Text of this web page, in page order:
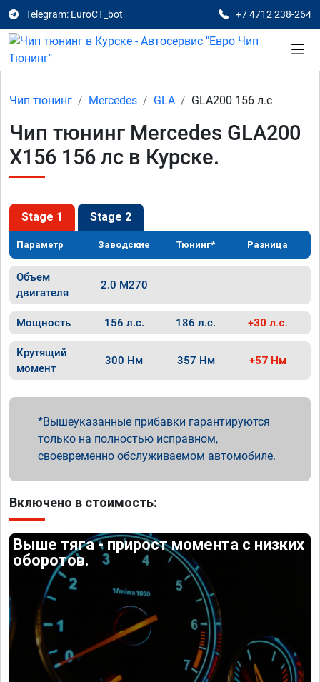
Telegram: EuroCT_bot +7 4712 238-264
Чип тюнинг Mercedes GLA GLA200 156 л.с
Чип тюнинг Mercedes GLA200
X156 156 лс в Курске.
Stage 1 Stage 2
Параметр Заводские Тюнинг* Разница
Объем
двигателя
2.0 M270
Мощность 156 л.с. 186 л.с. +30 л.с.
Крутящий
момент
300 Нм 357 Нм +57 Нм
Вышеуказанные прибавки гарантируются
только на полностью исправном,
своевременно обслуживаемом автомобиле.
Включено в стоимость:
Выше тяга - прирост момента с низких
оборотов.